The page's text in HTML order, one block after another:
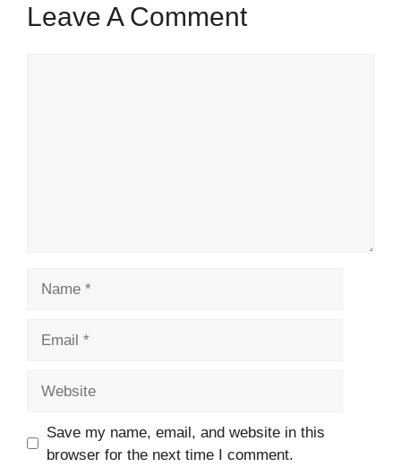
Leave A Comment
Save my name, email, and website in this
browser for the next time I comment.